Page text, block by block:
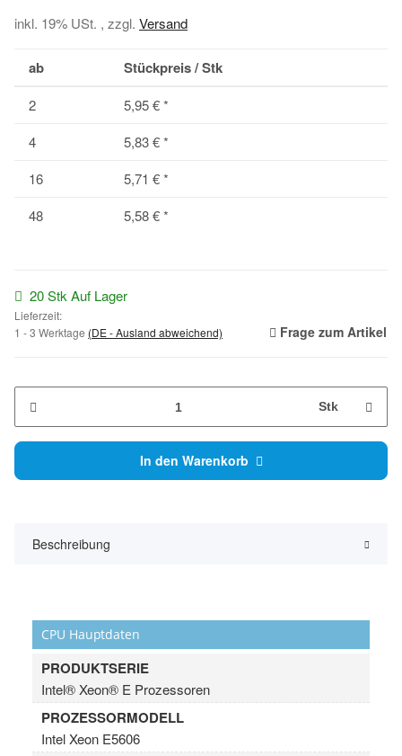
inkl. 19% USt. , zzgl. Versand
ab Stückpreis / Stk
2 5,95 €*
4
5,83 €*
16
5,71 €*
48
5,58 €*
20 Stk Auf Lager
Lieferzeit:
1 - 3 Werktage (DE - Ausland abweichend) Frage zum Artikel
Stk
In den Warenkorb
Beschreibung
CPU Hauptdaten
PRODUKTSERIE
Intel® Xeon® E Prozessoren
PROZESSORMODELL
Intel Xeon E5606